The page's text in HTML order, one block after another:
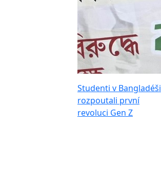
Studenti v Bangladéši
rozpoutali první
revoluci Gen Z